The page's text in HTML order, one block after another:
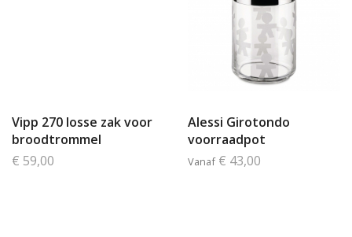
Vipp 270 losse zak voor
broodtrommel
€ 59,00
Alessi Girotondo
voorraadpot
Vanaf € 43,00